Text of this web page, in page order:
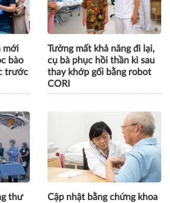
mới
bào
trước
Tưởng mất khả năng đi lại,
cụ bà phục hồi thần kì sau
thay khớp gối bằng robot
CORI
thư
Cập nhật bằng chứng khoa